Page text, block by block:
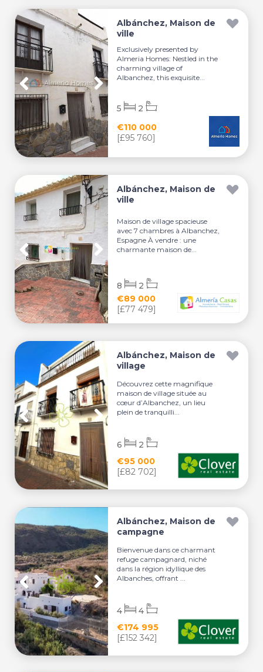
Albánchez, Maison de
ville
Exclusively presented by
Almeria Homes: Nestled in the
charming village of
Albanchez, this exquisite...
€110 000
[£95 760]
5 2
Albánchez, Maison de
ville
Maison de village spacieuse
avec 7 chambres à Albanchez,
Espagne À vendre : une
charmante maison de...
€89 000
[£77 479]
8 2
Albánchez, Maison de
village
Découvrez cette magnifique
maison de village située au
cœur d’Albanchez, un lieu
plein de tranquilli...
€95 000
[£82 702]
6 2
Albánchez, Maison de
campagne
Bienvenue dans ce charmant
refuge campagnard, niché
dans la région idyllique des
Albanches, offrant ...
€174 995
[£152 342]
4 4